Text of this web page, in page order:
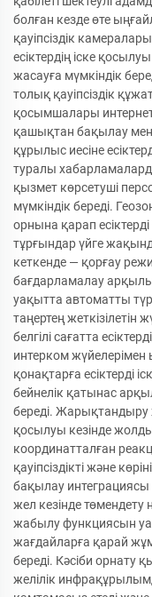
болған кезде өте
қауіпсіздік
есіктердің іске
жасауға мүмкіндік
толық қауіпсіздік
қосымшалары интернет
қашықтан бақылау мен
құрылыс иесіне
туралы
қызмет көрсетуші
мүмкіндік береді.
орнына қарап
тұрғындар үйге
кеткенде — қорғау
бағдарламалау арқылы
уақытта автоматты
таңертең жеткізілетін
белгілі сағатта
интерком жүйелерімен
қонақтарға есіктерді
бейнелік қатынас
береді. Жарықтандыру
қосылуы кезінде
координатталған
қауіпсіздікті және
бақылау
жел кезінде төмендету
жабылу функциясын
жағдайларға қарай
береді. Кәсіби орнату
желілік